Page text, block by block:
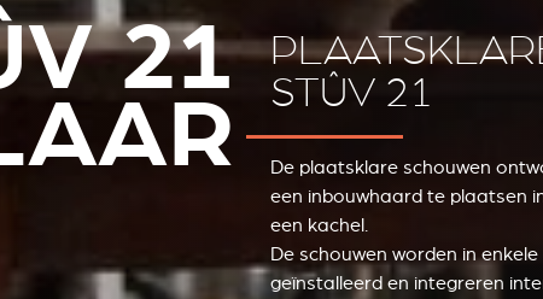
21
STÛV 21
De plaatsklare schouwen
een inbouwhaard te plaatsen
een kachel.
De schouwen worden in
geïnstalleerd en integreren